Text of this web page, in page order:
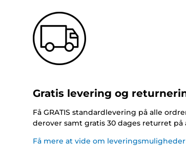
Gratis levering og
Få GRATIS standardlevering på alle
derover samt gratis 30 dages returret på
Få mere at vide om leveringsmuligheder